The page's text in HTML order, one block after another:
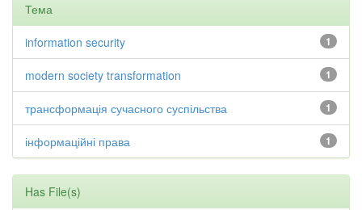
Тема
1
information security
1
modern society transformation
1
трансформація сучасного суспільства
1
інформаційні права
Has File(s)